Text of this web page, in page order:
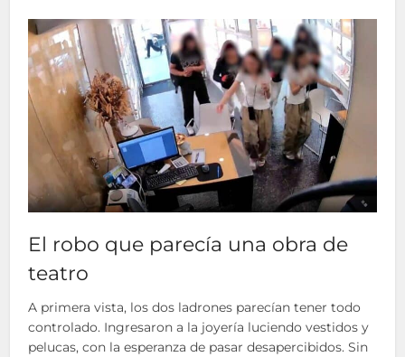
El robo que parecía una obra de
teatro
A primera vista, los dos ladrones parecían tener todo
controlado. Ingresaron a la joyería luciendo vestidos y
pelucas, con la esperanza de pasar desapercibidos. Sin